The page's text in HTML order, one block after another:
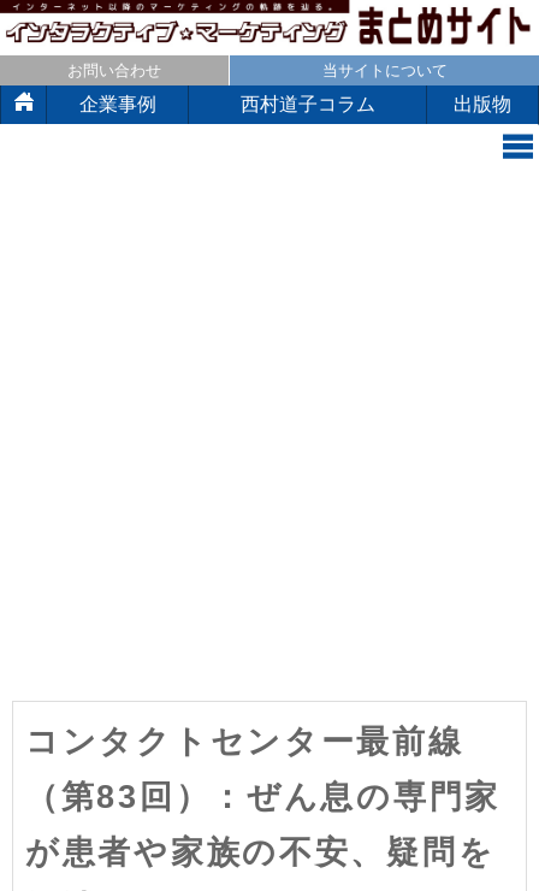
お問い合わせ 当サイトについて
企業事例 西村道子コラム 出版物
コンタクトセンター最前線
（第83回）：ぜん息の専門家
が患者や家族の不安、疑問を